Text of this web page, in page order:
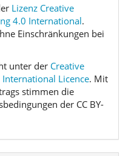
Lizenz Creative
4.0 International.
Einschränkungen bei
unter der Creative
Licence. Mit
stimmen die
der CC BY-